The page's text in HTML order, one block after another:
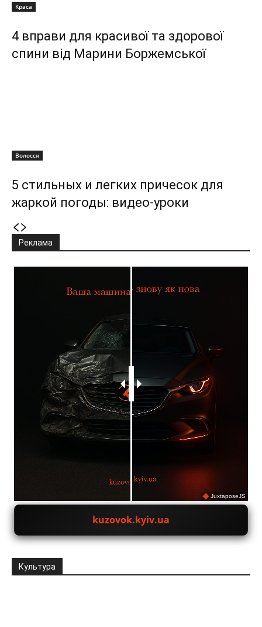
Краса
4 вправи для красивої та здорової
спини від Марини Боржемської
Волосся
5 стильных и легких причесок для
жаркой погоды: видео-уроки
Реклама
JuxtaposeJS
kuzovok.kyiv.ua
Культура